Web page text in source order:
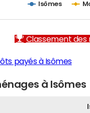
Isômes
Classement des
payés à Isômes
à Isômes